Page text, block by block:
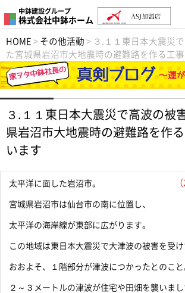
中鉢建設グループ
株式会社中鉢ホーム
HOME > その他活動 > ３.１１東日本大震災
た宮城県岩沼市大地震時の避難路を作る工
３.１１東日本大震災で高波の被
県岩沼市大地震時の避難路を作
います
太平洋に面した岩沼市。
宮城県岩沼市は仙台市の南に位置し、
太平洋の海岸線が東部に広がります。
この地域は東日本大震災で大津波の被害を受け
おおよそ、１階部分が津波につかったとのこと
２～３メートルの津波が住宅や田畑を襲いまし